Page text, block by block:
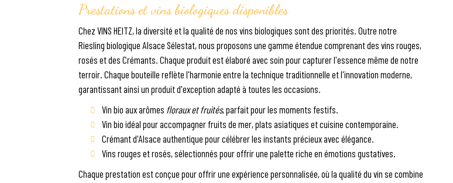
Prestations et vins biologiques disponibles
Chez VINS HEITZ, la diversité et la qualité de nos vins biologiques sont des priorités. Outre notre
Riesling biologique Alsace Sélestat, nous proposons une gamme étendue comprenant des vins rouges,
rosés et des Crémants. Chaque produit est élaboré avec soin pour capturer l'essence même de notre
terroir. Chaque bouteille reflète l'harmonie entre la technique traditionnelle et l'innovation moderne,
garantissant ainsi un produit d'exception adapté à toutes les occasions.
Vin bio aux arômes floraux et fruités, parfait pour les moments festifs.
Vin bio idéal pour accompagner fruits de mer, plats asiatiques et cuisine contemporaine.
Crémant d'Alsace authentique pour célébrer les instants précieux avec élégance.
Vins rouges et rosés, sélectionnés pour offrir une palette riche en émotions gustatives.
Chaque prestation est conçue pour offrir une expérience personnalisée, où la qualité du vin se combine